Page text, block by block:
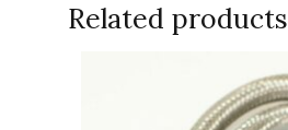
Related products